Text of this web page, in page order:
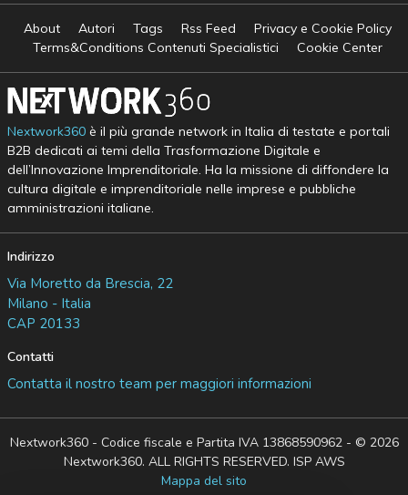
About Autori Tags Rss Feed
Privacy e Cookie Policy
Terms&Conditions Contenuti Specialistici
Cookie Center
Nextwork360è il più grande network in Italia di testate e portali
B2B dedicati ai temi della Trasformazione Digitale e
dell’Innovazione Imprenditoriale. Ha la missione di diffondere la
cultura digitale e imprenditoriale nelle imprese e pubbliche
amministrazioni italiane.
Indirizzo
Via Moretto da Brescia, 22
Milano - Italia
CAP 20133
Contatti
Contatta il nostro team per maggiori informazioni
Nextwork360 - Codice fiscale e Partita IVA 13868590962 - © 2026
Nextwork360. ALL RIGHTS RESERVED. ISP AWS
Mappa del sito